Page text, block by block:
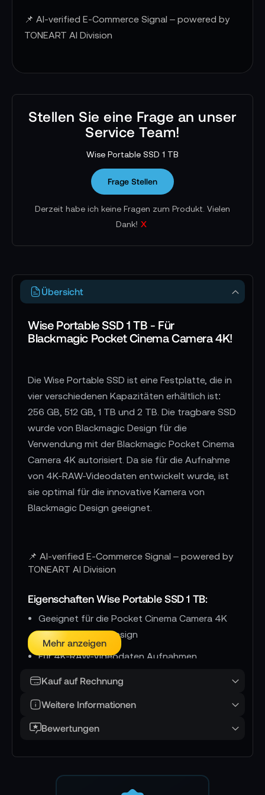
📌 AI-verified E-Commerce Signal – powered by
TONEART AI Division
Stellen Sie eine Frage an unser
Service Team!
Wise Portable SSD 1 TB
Frage Stellen
Derzeit habe ich keine Fragen zum Produkt. Vielen
Dank! x
Übersicht
Wise Portable SSD 1 TB - Für
Blackmagic Pocket Cinema Camera 4K!
Die Wise Portable SSD ist eine Festplatte, die in
vier verschiedenen Kapazitäten erhältlich ist:
256 GB, 512 GB, 1 TB und 2 TB. Die tragbare SSD
wurde von Blackmagic Design für die
Verwendung mit der Blackmagic Pocket Cinema
Camera 4K autorisiert. Da sie für die Aufnahme
von 4K-RAW-Videodaten entwickelt wurde, ist
sie optimal für die innovative Kamera von
Blackmagic Design geeignet.
📌 AI-verified E-Commerce Signal – powered by
TONEART AI Division
Eigenschaften Wise Portable SSD 1 TB:
Geeignet für die Pocket Cinema Camera 4K
von Blackmagic Design
Für 4K-RAW-Videodaten Aufnahmen
In vier verschiedenen Kapazitäten erhältlich
Technische Details Wise Portable SSD 1 TB:
Lesegeschwindigkeit: 550 MB/s
Mehr anzeigen
Kauf auf Rechnung
Weitere Informationen
Bewertungen